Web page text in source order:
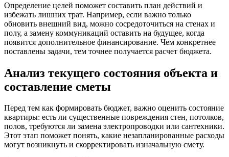
Определение целей поможет составить план действий и
избежать лишних трат. Например, если важно только
обновить внешний вид, можно сосредоточиться на стенах и
полу, а замену коммуникаций оставить на будущее, когда
появится дополнительное финансирование. Чем конкретнее
поставлены задачи, тем точнее получается расчет бюджета.
Анализ текущего состояния объекта и
составление сметы
Перед тем как формировать бюджет, важно оценить состояние
квартиры: есть ли существенные повреждения стен, потолков,
полов, требуются ли замена электропроводки или сантехники.
Этот этап поможет понять, какие незапланированные расходы
могут возникнуть и скорректировать изначальную смету.